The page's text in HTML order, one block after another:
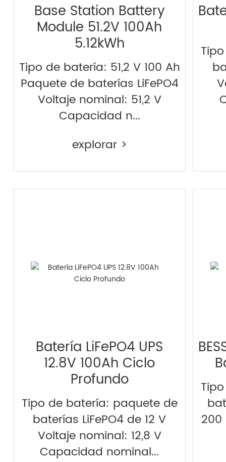
Base Station Battery
Module 51.2V 100Ah
5.12kWh
Tipo de batería: 51,2 V 100 Ah
Paquete de baterías LiFePO4
Voltaje nominal: 51,2 V
Capacidad n...
explorar >
Batería LiFePO4 UPS
12.8V 100Ah Ciclo
Profundo
Tipo de batería: paquete de
baterías LiFePO4 de 12 V
Voltaje nominal: 12,8 V
Capacidad nominal...
200